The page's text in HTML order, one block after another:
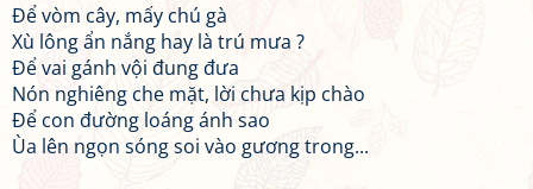
Để vòm cây, mấy chú gà
Xù lông ẩn nắng hay là trú mưa ?
Để vai gánh vội đung đưa
Nón nghiêng che mặt, lời chưa kịp chào
Để con đường loáng ánh sao
Ùa lên ngọn sóng soi vào gương trong...